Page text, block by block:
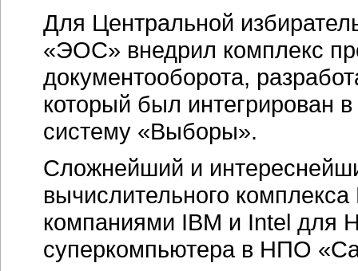
Для Центральной
«ЭОС» внедрил комплекс
документооборота,
который был интегрирован
систему «Выборы».
Сложнейший и
вычислительного
компаниями IBM и Intel для
суперкомпьютера в НПО